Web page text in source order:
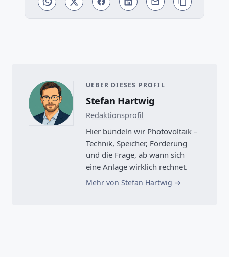
UEBER DIESES PROFIL
Stefan Hartwig
Redaktionsprofil
Hier bündeln wir Photovoltaik –
Technik, Speicher, Förderung
und die Frage, ab wann sich
eine Anlage wirklich rechnet.
Mehr von Stefan Hartwig